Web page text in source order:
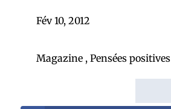
Fév 10, 2012
Magazine, Pensées positives